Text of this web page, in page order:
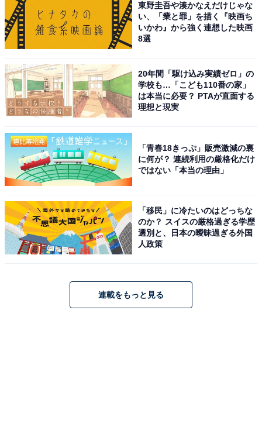
東野圭吾や湊かなえだけじゃな
い、「業と罪」を描く『映画ち
いかわ』から強く連想した映画
8選
20年間「駆け込み実績ゼロ」の
学校も…「こども110番の家」
は本当に必要？ PTAが直面する
理想と現実
「青春18きっぷ」販売激減の裏
に何が？ 連続利用の厳格化だけ
ではない「本当の理由」
「移民」に冷たいのはどっちな
のか？ スイスの厳格過ぎる学歴
選別と、日本の曖昧過ぎる外国
人政策
連載をもっと見る